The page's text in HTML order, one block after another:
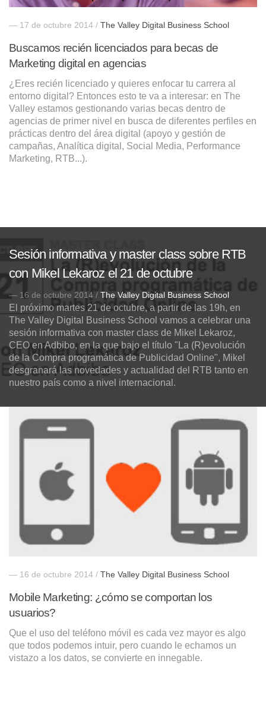
— 17 de octubre 2014 / The Valley Digital Business School
Buscamos recién licenciados para becas de
Marketing digital en agencias
¿Eres recién licenciado y quieres enfocar tu carrera al
entorno digital? Entonces esto te va a interesar: en The
Valley estamos gestionando varias becas dentro de
agencias de primer nivel en busca de diferentes perfiles en
prácticas dentro del área digital (apoyo y gestión de
campañas, Analítica digital, Social Media, Performance
Marketing, RTB...).
Sesión informativa y master class sobre RTB
con Mikel Lekaroz el 21 de octubre
— 16 de octubre 2014 / The Valley Digital Business School
El próximo martes 21 de octubre, a partir de las 19h, en
The Valley Digital Business School vamos a celebrar una
sesión informativa con master class de Mikel Lekaroz,
CEO en Adbibo, en la que bajo el título "La (R)evolución
de la Compra programática de Publicidad Online", Mikel
desgranará las novedades y actualidad del RTB tanto en
nuestro país como a nivel internacional.
— 16 de octubre 2014 / The Valley Digital Business School
Mobile Marketing: ¿cómo se comportan los
usuarios?
Que el uso del teléfono móvil es cada vez mayor es algo
que todos podemos intuir, pero cuando le echamos un
vistazo a los datos, se convierte en innegable.